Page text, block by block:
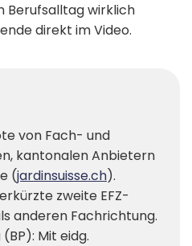
Berufsalltag wirklich
direkt im Video.
von Fach- und
kantonalen Anbietern
(jardinsuisse.ch).
zweite EFZ-
anderen Fachrichtung.
Mit eidg.